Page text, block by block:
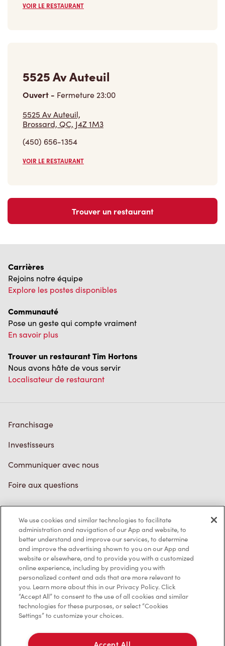
VOIR LE RESTAURANT
5525 Av Auteuil
Ouvert - Fermeture23:00
5525 Av Auteuil,
Brossard, QC, J4Z 1M3
(450) 656-1354
VOIR LE RESTAURANT
Trouver un restaurant
Carrières
Rejoins notre équipe
Explore les postes disponibles
Communauté
Pose un geste qui compte vraiment
En savoir plus
Trouver un restaurant Tim Hortons
Nous avons hâte de vous servir
Localisateur de restaurant
Franchisage
Investisseurs
Communiquer avec nous
Foire aux questions
Politique de confidentialité
Conditions de service
Marques de commerce
Accessibilité
Diagnostic
Contactez-nous
We use cookies and similar technologies to facilitate
administration and navigation of our App and website, to
better understand and improve our services, to determine
and improve the advertising shown to you on our App and
website or elsewhere, and to provide you with a customized
online experience, including by providing you with
personalized content and ads that are more relevant to
you. Learn more about this in our Privacy Policy. Click
“Accept All” to consent to the use of all cookies and similar
technologies for these purposes, or select “Cookies
Settings” to customize your choices.
Accept All